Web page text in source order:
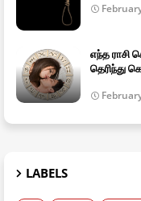
எந்த ராசி
தெரிந்து
LABELS